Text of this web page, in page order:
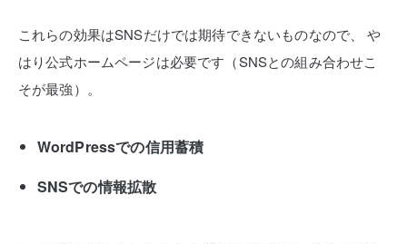
これらの効果はSNSだけでは期待できないものなので、
や
はり公式ホームページは必要です（SNSとの組み合わせこ
そが最強）。
WordPressでの信用蓄積
SNSでの情報拡散